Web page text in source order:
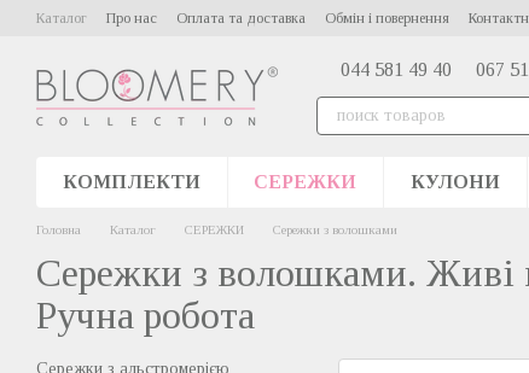
Перейти до основного контенту
Каталог Про нас Оплата та доставка Обмін і повернення
044 581 49 40 067
КОМПЛЕКТИ СЕРЕЖКИ КУЛОНИ
Головна Каталог СЕРЕЖКИ Сережки з волошками
Сережки з волошками. Живі
Ручна робота
Сережки з альстромерією